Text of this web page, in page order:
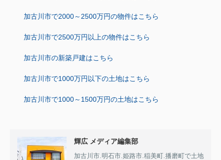
加古川市で2000～2500万円の物件はこちら
加古川市で2500万円以上の物件はこちら
加古川市の新築戸建はこちら
加古川市で1000万円以下の土地はこちら
加古川市で1000～1500万円の土地はこちら
輝広 メディア編集部
加古川市.明石市.姫路市.稲美町.播磨町で土地